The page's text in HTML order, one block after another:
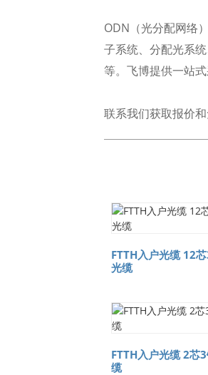
ODN（光分配网络
子系统、分配光系
等。飞博提供一站式
联系我们获取报价
FTTH入户光缆 12
光缆
FTTH入户光缆 2芯
缆